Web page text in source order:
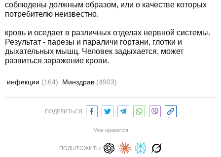
соблюдены должным образом, или о качестве которых
потребителю неизвестно.
кровь и оседает в различных отделах нервной системы.
Результат - парезы и параличи гортани, глотки и
дыхательных мышц. Человек задыхается, может
развиться заражение крови.
инфекции (164) Минздрав (4903)
ПОДЕЛИТЬСЯ:
Мне нравится
ПОДЫТОЖИТЬ: